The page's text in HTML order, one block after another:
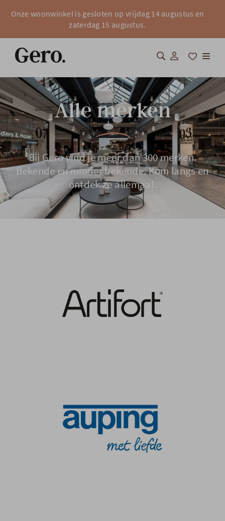
Onze woonwinkel is gesloten op vrijdag 14 augustus en
zaterdag 15 augustus.
Shop
Over Gero
Inspiratie
Totaalinrichting
Professionals
Alle merken
Bij Gero vind je meer dan 300 merken.
Bekende en minder bekende. Kom langs en
ontdek ze allemaal.